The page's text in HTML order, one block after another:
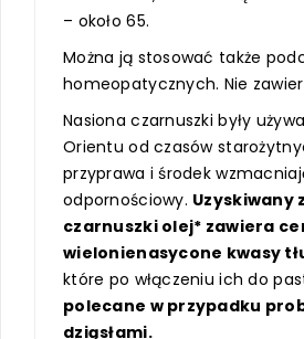
– około 65.
Można ją stosować także
homeopatycznych. Nie
Nasiona czarnuszki były
Orientu od czasów
przyprawa i środek
odpornościowy. Uzyskiwany
czarnuszki olej* zawiera
wielonienasycone kwasy
które po włączeniu ich do
polecane w przypadku
dziąsłami.